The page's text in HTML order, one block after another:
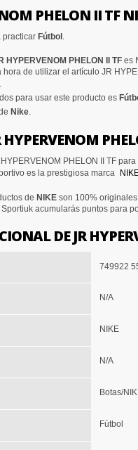
PHELON II TF
practicar Fútbol .
HYPERVENOM PHELON II TF es
de utilizar el artículo JR
.
para usar este producto es
Nike.
PHELON II TF
es la prestigiosa marca
de NIKE son 100%
acumularás puntos para
DE JR
749922
N/A
NIKE
N/A
Botas/
Fútbol